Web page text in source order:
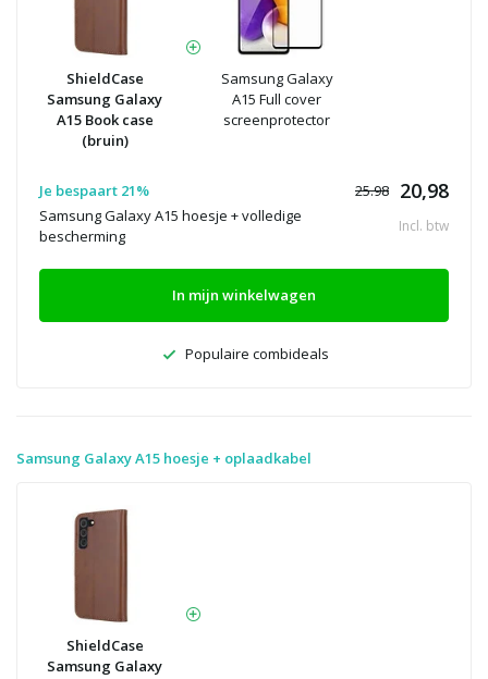
ShieldCase
Samsung Galaxy
A15 Book case
(bruin)
Samsung Galaxy
A15 Full cover
screenprotector
Je bespaart 21% 25.98 20,98
Samsung Galaxy A15 hoesje + volledige
bescherming
Incl. btw
In mijn winkelwagen
Populaire combideals
Samsung Galaxy A15 hoesje + oplaadkabel
ShieldCase
Samsung Galaxy